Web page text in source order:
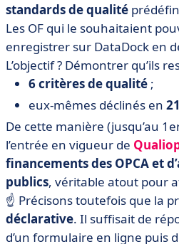
standards de qualité
Les OF qui le souhaitaient
enregistrer sur DataDock en
L’objectif ? Démontrer qu’ils
6 critères de qualité ;
eux-mêmes déclinés en
De cette manière (jusqu’au
l’entrée en vigueur de
financements des OPCA et
publics, véritable atout pour
☝️ Précisons toutefois que la
déclarative. Il suffisait de
d’un formulaire en ligne puis